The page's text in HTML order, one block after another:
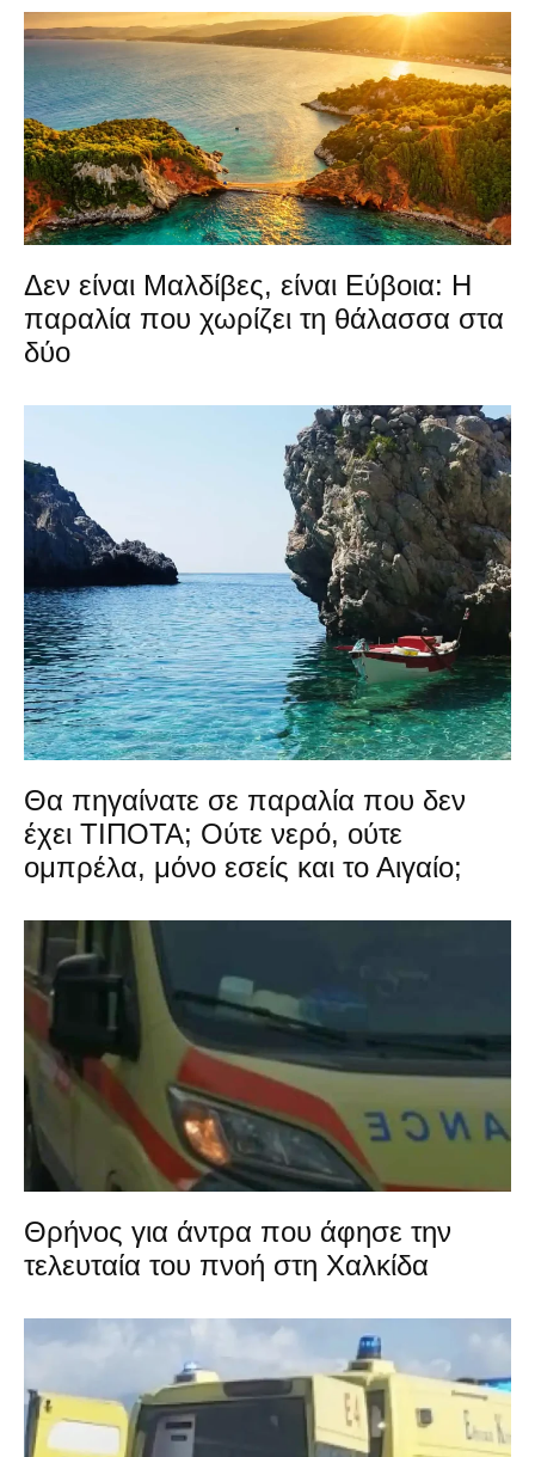
Δεν είναι Μαλδίβες, είναι Εύβοια: Η
παραλία που χωρίζει τη θάλασσα στα
δύο
Θα πηγαίνατε σε παραλία που δεν
έχει ΤΙΠΟΤΑ; Ούτε νερό, ούτε
ομπρέλα, μόνο εσείς και το Αιγαίο;
Θρήνος για άντρα που άφησε την
τελευταία του πνοή στη Χαλκίδα